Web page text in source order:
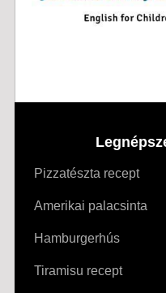
Pizzatészta recept
Amerikai palacsinta
Hamburgerhús
Tiramisu recept